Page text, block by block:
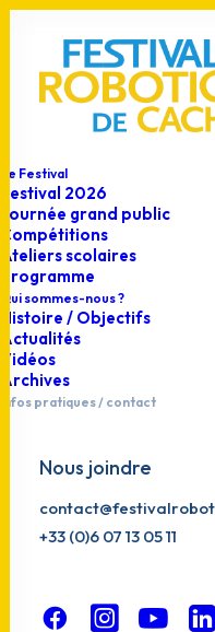
Le Festival
Festival 2026
Journée grand public
Compétitions
Ateliers scolaires
Programme
Qui sommes-nous ?
Histoire / Objectifs
Actualités
Vidéos
Archives
Infos pratiques / contact
Nous joindre
+33 (0)6 07 13 05 11
Venir
Centre
Cachan
Avenue de